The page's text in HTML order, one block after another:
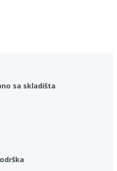
sa skladišta